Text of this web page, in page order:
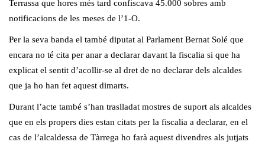
Terrassa que hores més tard confiscava 45.000 sobres amb
notificacions de les meses de l’1-O.
Per la seva banda el també diputat al Parlament Bernat Solé que
encara no té cita per anar a declarar davant la fiscalia si que ha
explicat el sentit d’acollir-se al dret de no declarar dels alcaldes
que ja ho han fet aquest dimarts.
Durant l’acte també s’han traslladat mostres de suport als alcaldes
que en els propers dies estan citats per la fiscalia a declarar, en el
cas de l’alcaldessa de Tàrrega ho farà aquest divendres als jutjats